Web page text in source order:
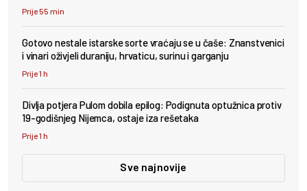
Prije 55 min
Gotovo nestale istarske sorte vraćaju se u čaše: Znanstvenici
i vinari oživjeli duraniju, hrvaticu, surinu i garganju
Prije 1 h
Divlja potjera Pulom dobila epilog: Podignuta optužnica protiv
19-godišnjeg Nijemca, ostaje iza rešetaka
Prije 1 h
Sve najnovije